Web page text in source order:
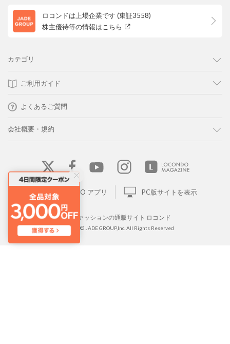
ロコンドは上場企業です (東証3558)
株主優待等の情報はこちら
カテゴリ
ご利用ガイド
よくあるご質問
会社概要・規約
LOCONDO アプリ PC版サイトを表示
靴とファッションの通販サイト ロコンド
Copyright © JADE GROUP,Inc. All Rights Reserved